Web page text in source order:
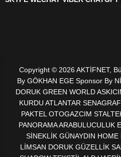
Copyright © 2026 AKTİFNET,
By GÖKHAN EGE Sponsor By
DORUK GREEN WORLD
KURDU ATLANTAR
PAKTEL OTOGAZCIM
PANORAMA ARABULUCULUK
SİNEKLİK GÜNAYDIN HOME
LİMSAN DORUK GÜZELLİK